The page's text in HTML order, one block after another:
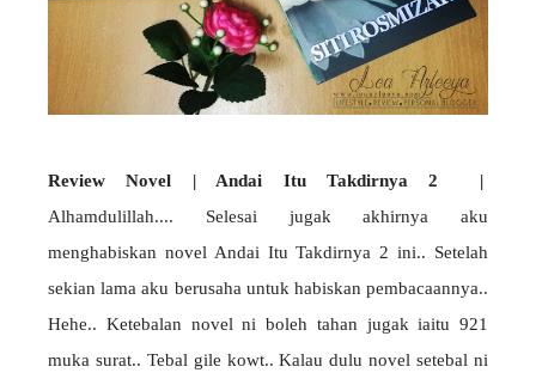
Review Novel | Andai Itu Takdirnya 2 |
Alhamdulillah.... Selesai jugak akhirnya aku
menghabiskan novel Andai Itu Takdirnya 2 ini.. Setelah
sekian lama aku berusaha untuk habiskan pembacaannya..
Hehe.. Ketebalan novel ni boleh tahan jugak iaitu 921
muka surat.. Tebal gile kowt.. Kalau dulu novel setebal ni